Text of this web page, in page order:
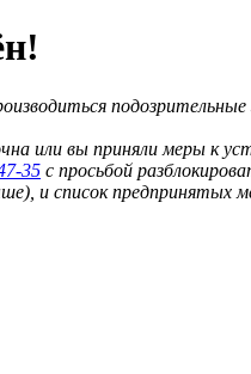
подозрительные
или вы приняли меры к
35 с просьбой
и список предпринятых